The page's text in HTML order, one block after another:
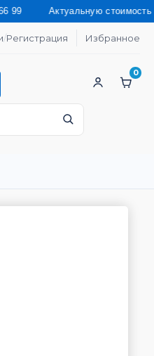
стоимость на
/Регистрация Избранное
0